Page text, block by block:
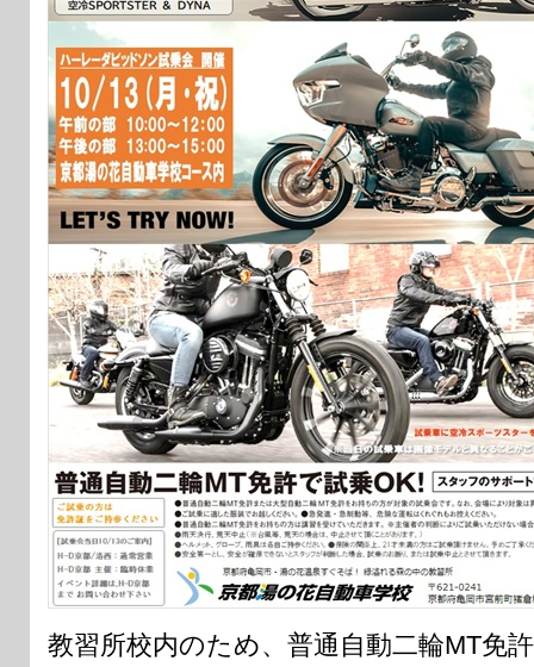
教習所校内のため、普通自動二輪MT免